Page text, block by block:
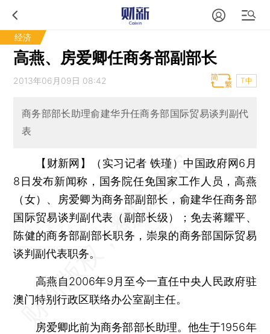
经济
高燕、房爱卿任商务部副部长
2013年06月09日 08:42 T中
商务部部长助理俞建华升任商务部国际贸易谈判副代
表
【财新网】（实习记者 铁瑾） 中国政府网6月
8日发布新闻称，国务院任免国家工作人员，高燕
（女）、房爱卿为商务部副部长，俞建华任商务部
国际贸易谈判副代表（副部长级）；免去蒋耀平、
陈健的商务部副部长职务，崇泉的商务部国际贸易
谈判副代表职务。
高燕自2006年9月至今一直任中央人民政府驻
澳门特别行政区联络办公室副主任。
房爱卿此前为商务部部长助理。他生于1956年